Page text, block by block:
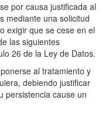
por causa justificada al
mediante una solicitud
exigir que se cese en el
las siguientes
26 de la Ley de Datos.
al tratamiento y
debiendo justificar
persistencia cause un